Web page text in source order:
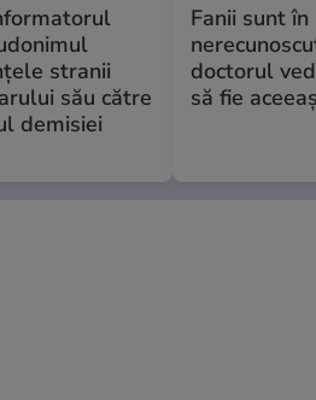
stranii
său către
demisiei
Fanii sunt în
doctorul
să fie